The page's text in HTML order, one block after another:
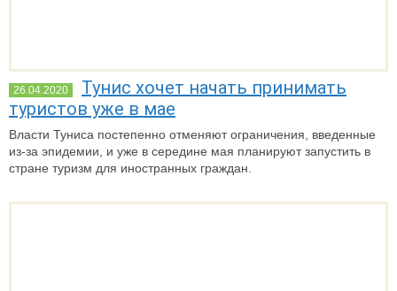
26.04.2020
Тунис хочет начать принимать
туристов уже в мае
Власти Туниса постепенно отменяют ограничения, введенные
из-за эпидемии, и уже в середине мая планируют запустить в
стране туризм для иностранных граждан.